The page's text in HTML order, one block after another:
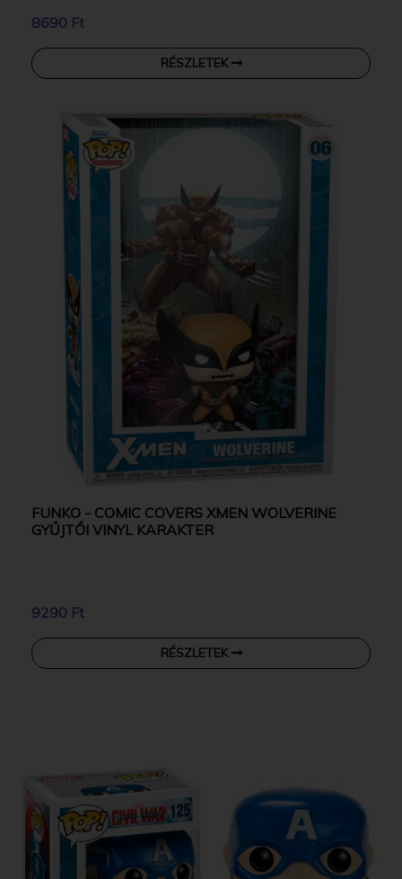
8690 Ft
RÉSZLETEK
FUNKO - COMIC COVERS XMEN WOLVERINE
GYŰJTŐI VINYL KARAKTER
9290 Ft
RÉSZLETEK